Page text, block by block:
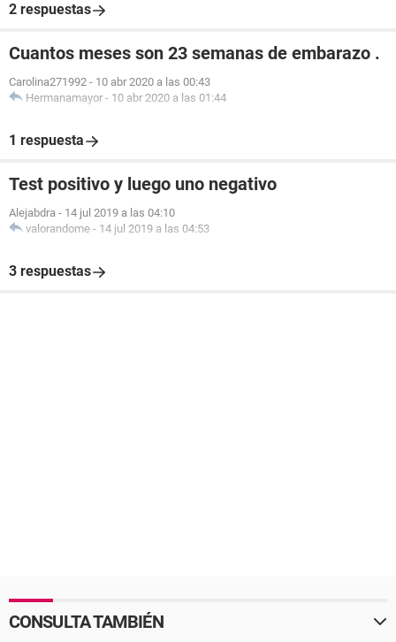
2 respuestas
Cuantos meses son 23 semanas de embarazo .
Carolina271992 - 10 abr 2020 a las 00:43
Hermanamayor - 10 abr 2020 a las 01:44
1 respuesta
Test positivo y luego uno negativo
Alejabdra - 14 jul 2019 a las 04:10
valorandome - 14 jul 2019 a las 04:53
3 respuestas
CONSULTA TAMBIÉN